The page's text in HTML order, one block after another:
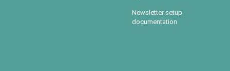
Newsletter setup
documentation